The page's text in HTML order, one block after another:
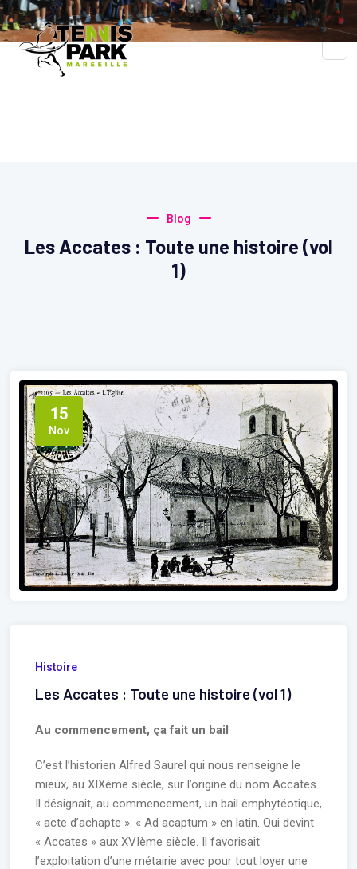
Blog
Les Accates : Toute une histoire (vol
1)
15
Nov
Histoire
Les Accates : Toute une histoire (vol 1)
Au commencement, ça fait un bail
C’est l’historien Alfred Saurel qui nous renseigne le
mieux, au XIXème siècle, sur l’origine du nom Accates.
Il désignait, au commencement, un bail emphytéotique,
« acte d’achapte ». « Ad acaptum » en latin. Qui devint
« Accates » aux XVIème siècle. Il favorisait
l’exploitation d’une métairie avec pour tout loyer une